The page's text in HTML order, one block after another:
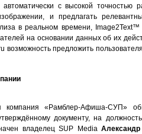
автоматически с высокой точностью
и предлагать
в реальном времени, Image2Text™
на основании данных об их
возможность предложить
компания «Рамблер-Афиша-СУП»
документу, на
владелец SUP Media